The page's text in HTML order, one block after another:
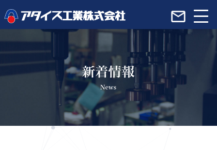
アタイス工業のこだわり
会社概要
製品紹介
サービス紹介